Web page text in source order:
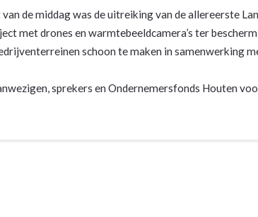
de middag was de uitreiking van de allereerste
met drones en warmtebeeldcamera’s ter
schoon te maken in samenwerking
sprekers en Ondernemersfonds Houten